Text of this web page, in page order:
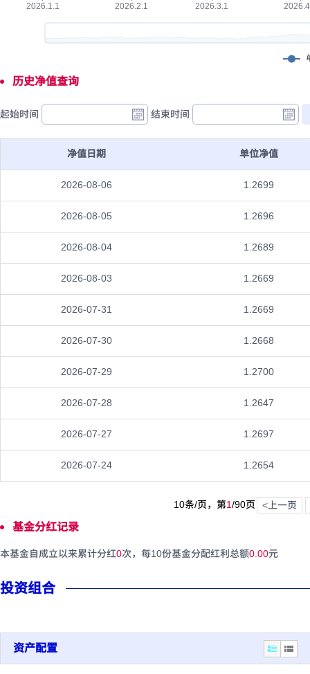
历史净值查询
起始时间 结束时间
净值日期 单位净值
2026-08-06 1.2699
2026-08-05 1.2696
2026-08-04 1.2689
2026-08-03 1.2669
2026-07-31 1.2669
2026-07-30 1.2668
2026-07-29 1.2700
2026-07-28 1.2647
2026-07-27 1.2697
2026-07-24 1.2654
10条/页，第1/90页 <上一页
基金分红记录
本基金自成立以来累计分红0次，每10份基金分配红利总额0.00元
投资组合
资产配置